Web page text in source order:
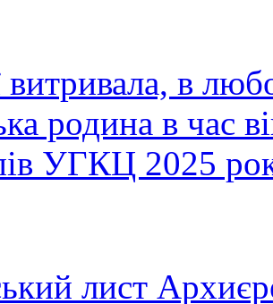
витривала, в
родина в час
УГКЦ 2025
лист